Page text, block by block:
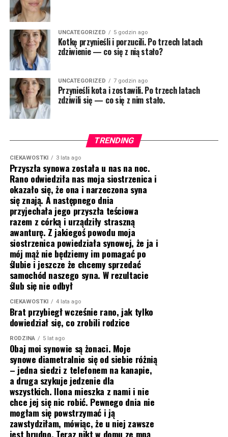
UNCATEGORIZED 5 godzin ago
Kotkę przynieśli i porzucili. Po trzech latach
zdziwienie — co się z nią stało?
UNCATEGORIZED 7 godzin ago
Przynieśli kota i zostawili. Po trzech latach
zdziwili się — co się z nim stało.
TRENDING
CIEKAWOSTKI 3 lata ago
Przyszła synowa została u nas na noc.
Rano odwiedziła nas moja siostrzenica i
okazało się, że ona i narzeczona syna
się znają. A następnego dnia
przyjechała jego przyszła teściowa
razem z córką i urządziły straszną
awanturę. Z jakiegoś powodu moja
siostrzenica powiedziała synowej, że ja i
mój mąż nie będziemy im pomagać po
ślubie i jeszcze że chcemy sprzedać
samochód naszego syna. W rezultacie
ślub się nie odbył
CIEKAWOSTKI 4 lata ago
Brat przybiegł wcześnie rano, jak tylko
dowiedział się, co zrobili rodzice
RODZINA 5 lat ago
Obaj moi synowie są żonaci. Moje
synowe diametralnie się od siebie różnią
– jedna siedzi z telefonem na kanapie,
a druga szykuje jedzenie dla
wszystkich. Ilona mieszka z nami i nie
chce jej się nic robić. Pewnego dnia nie
mogłam się powstrzymać i ją
zawstydziłam, mówiąc, że u niej zawsze
jest brudno. Teraz nikt w domu ze mną